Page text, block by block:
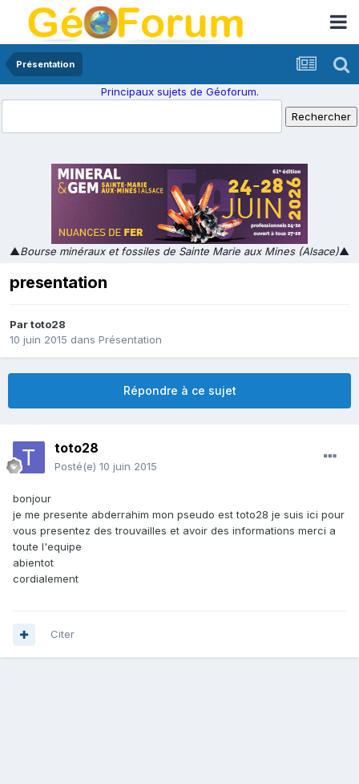
Présentation
Principaux sujets de Géoforum.
▲Bourse minéraux et fossiles de Sainte Marie aux Mines (Alsace)▲
presentation
Partoto28
10 juin 2015 dans Présentation
Répondre à ce sujet
toto28
Posté(e) 10 juin 2015
bonjour
je me presente abderrahim mon pseudo est toto28 je suis ici pour
vous presentez des trouvailles et avoir des informations merci a
toute l'equipe
abientot
cordialement
Citer